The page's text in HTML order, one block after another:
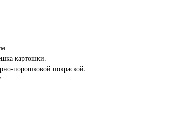
картошки.
порошковой покраской.